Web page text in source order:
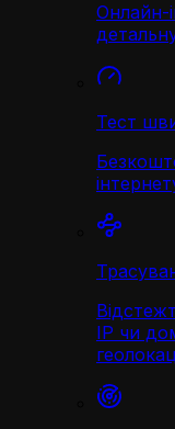
Онлайн-
Тест
IP чи